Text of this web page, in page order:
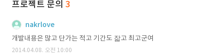
프로젝트 문의 3
nakrlove
개발내용은 많고 단가는 적고 기간도 잛고 최고군여
2014.04.08. 오전 10:00